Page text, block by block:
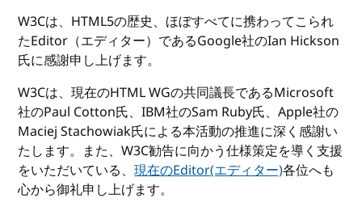
W3Cは、HTML5の歴史、ほぼすべてに携わってこられ
たEditor（エディター）であるGoogle社のIan Hickson
氏に感謝申し上げます。
W3Cは、現在のHTML WGの共同議長であるMicrosoft
社のPaul Cotton氏、IBM社のSam Ruby氏、Apple社の
Maciej Stachowiak氏による本活動の推進に深く感謝い
たします。また、W3C勧告に向かう仕様策定を導く支援
をいただいている、現在のEditor(エディター)各位へも
心から御礼申し上げます。